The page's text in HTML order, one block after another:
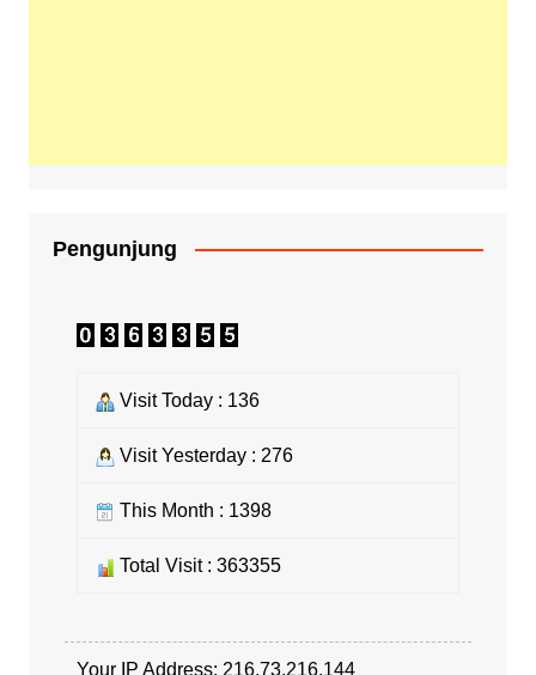
Pengunjung
Visit Today : 136
Visit Yesterday : 276
This Month : 1398
Total Visit : 363355
Your IP Address: 216.73.216.144